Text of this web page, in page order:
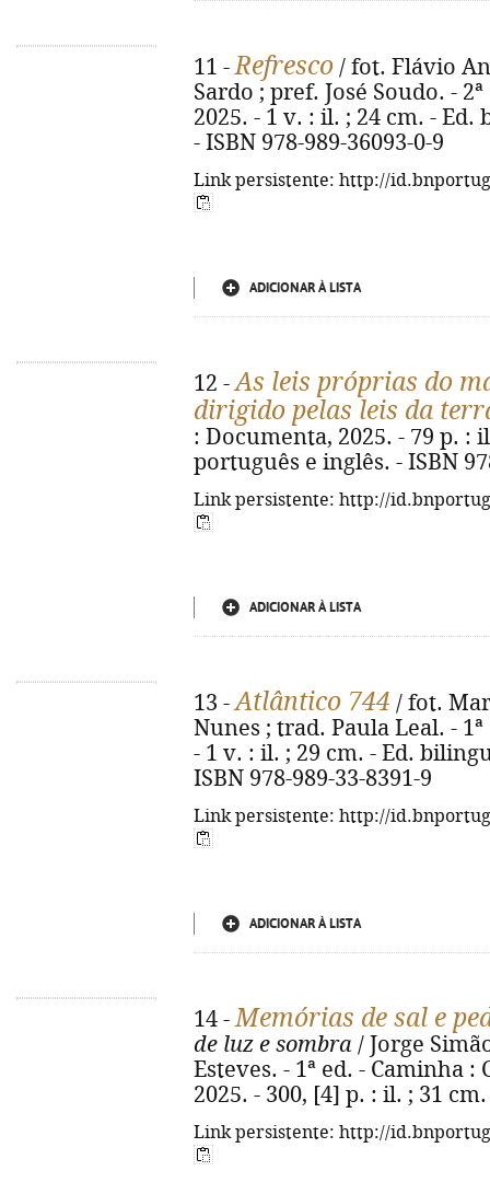
11 -Refresco / fot. Flávio
Sardo ; pref. José Soudo. -
2025. - 1 v. : il. ; 24 cm. -
- ISBN 978-989-36093-0-9
Link persistente: http://
ADICIONAR À LISTA
12 -As leis próprias do
dirigido pelas leis da
: Documenta, 2025. - 79 p. :
português e inglês. - ISBN
Link persistente: http://
ADICIONAR À LISTA
13 -Atlântico 744 / fot.
Nunes ; trad. Paula Leal. -
- 1 v. : il. ; 29 cm. - Ed.
ISBN 978-989-33-8391-9
Link persistente: http://
ADICIONAR À LISTA
14 -Memórias de sal e
de luz e sombra / Jorge
Esteves. - 1ª ed. - Caminha
2025. - 300, [4] p. : il. ; 31
Link persistente: http://